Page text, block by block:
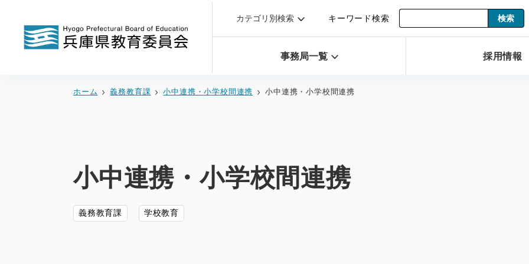
カテゴリ別検索 キーワード検索
事務局一覧 採用情報
ホーム 義務教育課 小中連携・小学校間連携 小中連携・小学校間連携
小中連携・小学校間連携
義務教育課 学校教育